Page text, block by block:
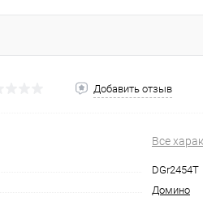
Добавить отзыв
Все
DGr2454T
Домино